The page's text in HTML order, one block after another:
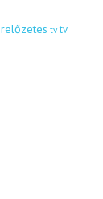
tv tv